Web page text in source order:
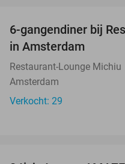
6-gangendiner bij
in Amsterdam
Restaurant-Lounge Michiu
Amsterdam
Verkocht: 29